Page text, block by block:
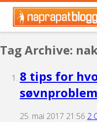
Tag Archive:
8 tips for
25. mai 2017 21:56 2